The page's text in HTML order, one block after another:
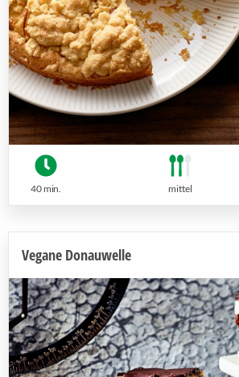
40 min. mittel
Vegane Donauwelle